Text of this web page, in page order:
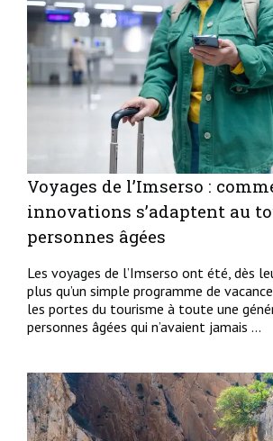
Voyages de l’Imserso :
innovations s’adaptent au
personnes âgées
Les voyages de l’Imserso ont été, dès
plus qu’un simple programme de
les portes du tourisme à toute une
personnes âgées qui n’avaient jamais ...